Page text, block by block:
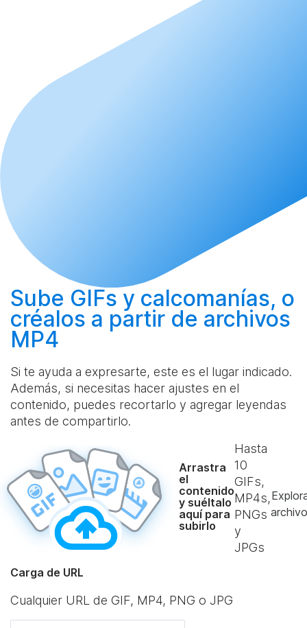
Sube GIFs y calcomanías, o
créalos a partir de archivos
MP4
Si te ayuda a expresarte, este es el lugar indicado.
Además, si necesitas hacer ajustes en el
contenido, puedes recortarlo y agregar leyendas
antes de compartirlo.
Arrastra
el
contenido
y suéltalo
aquí para
subirlo
Hasta
10
GIFs,
MP4s,
PNGs
y
JPGs
Carga de URL
Cualquier URL de GIF, MP4, PNG o JPG